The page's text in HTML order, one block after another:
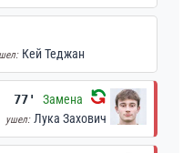
Кей Теджан
77' Замена
ушел: Лука Захович